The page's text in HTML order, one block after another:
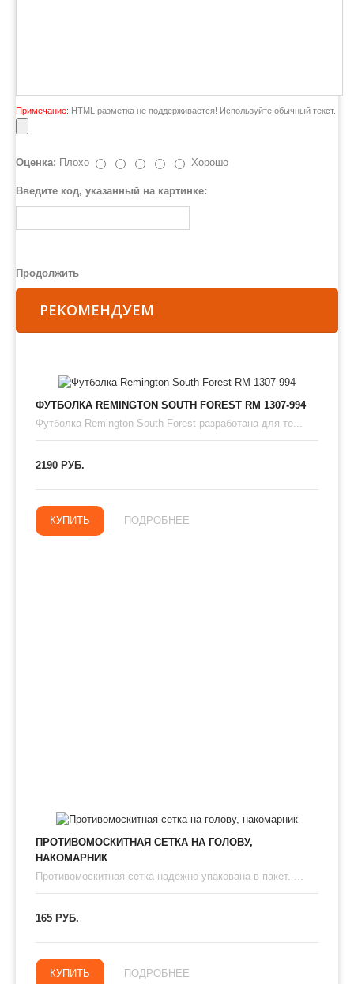
Примечание: HTML разметка не поддерживается! Используйте обычный текст.
Оценка: Плохо Хорошо
Введите код, указанный на картинке:
Продолжить
РЕКОМЕНДУЕМ
ФУТБОЛКА REMINGTON SOUTH FOREST RM 1307-994
Футболка Remington South Forest разработана для те...
2190 РУБ.
КУПИТЬ ПОДРОБНЕЕ
ПРОТИВОМОСКИТНАЯ СЕТКА НА ГОЛОВУ,
НАКОМАРНИК
Противомоскитная сетка надежно упакована в пакет. ...
165 РУБ.
КУПИТЬ ПОДРОБНЕЕ